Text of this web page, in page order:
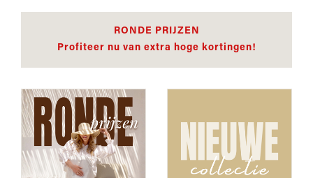
RONDE PRIJZEN
Profiteer nu van extra hoge kortingen!